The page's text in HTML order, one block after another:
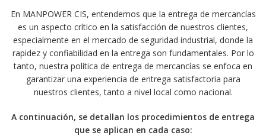
En MANPOWER CIS, entendemos que la entrega de mercancías
es un aspecto crítico en la satisfacción de nuestros clientes,
especialmente en el mercado de seguridad industrial, donde la
rapidez y confiabilidad en la entrega son fundamentales. Por lo
tanto, nuestra política de entrega de mercancías se enfoca en
garantizar una experiencia de entrega satisfactoria para
nuestros clientes, tanto a nivel local como nacional.
A continuación, se detallan los procedimientos de entrega
que se aplican en cada caso: